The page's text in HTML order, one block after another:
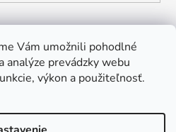
Vám umožnili pohodlné
analýze prevádzky webu
výkon a použiteľnosť.